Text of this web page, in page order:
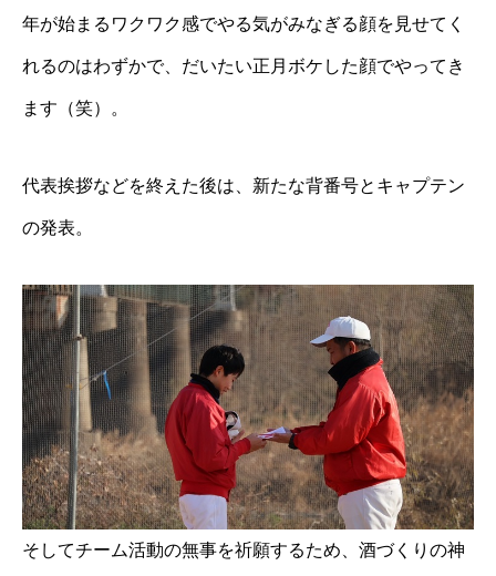
年が始まるワクワク感でやる気がみなぎる顔を見せてく
れるのはわずかで、だいたい正月ボケした顔でやってき
ます（笑）。
代表挨拶などを終えた後は、新たな背番号とキャプテン
の発表。
そしてチーム活動の無事を祈願するため、酒づくりの神